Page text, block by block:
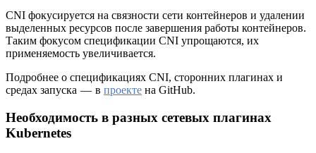
CNI фокусируется на связности сети контейнеров и удалении
выделенных ресурсов после завершения работы контейнеров.
Таким фокусом спецификации CNI упрощаются, их
применяемость увеличивается.
Подробнее о спецификациях CNI, сторонних плагинах и
средах запуска — в проекте на GitHub.
Необходимость в разных сетевых плагинах
Kubernetes